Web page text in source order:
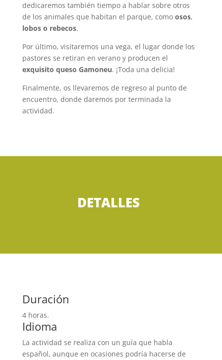
dedicaremos también tiempo a hablar sobre otros
de los animales que habitan el parque, como osos,
lobos o rebecos.
Por último, visitaremos una vega, el lugar donde los
pastores se retiran en verano y producen el
exquisito queso Gamoneu. ¡Toda una delicia!
Finalmente, os llevaremos de regreso al punto de
encuentro, donde daremos por terminada la
actividad.
DETALLES
Duración
4 horas.
Idioma
La actividad se realiza con un guía que habla
español, aunque en ocasiones podría hacerse de